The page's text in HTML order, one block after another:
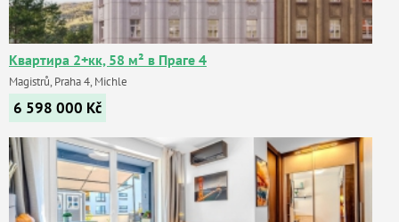
Квартира 2+кк, 58 м² в Праге 4
Magistrů, Praha 4, Michle
6 598 000 Kč